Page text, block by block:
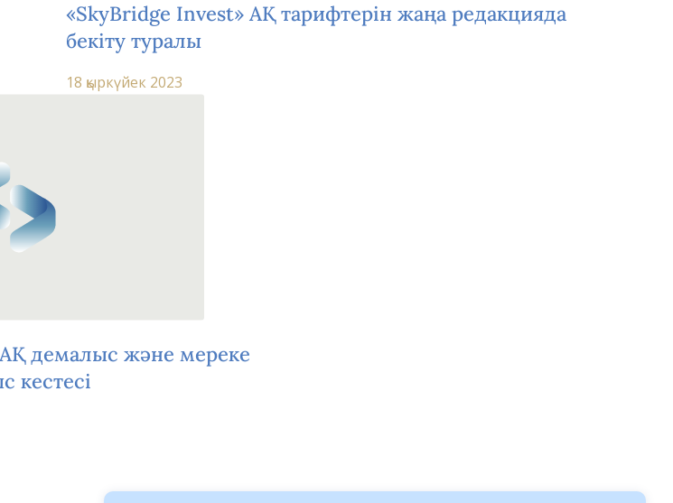
«SkyBridge Invest» АҚ тарифтерін жаңа редакцияда
бекіту туралы
18 қыркүйек 2023
демалыс және мереке
кестесі